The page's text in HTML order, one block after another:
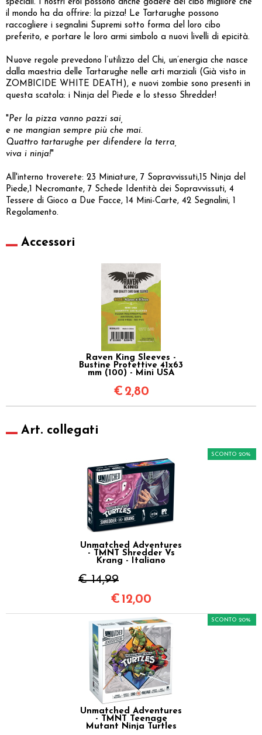
speciali. I nostri eroi possono anche godere del cibo migliore che
il mondo ha da offrire: la pizza! Le Tartarughe possono
raccogliere i segnalini Supremi sotto forma del loro cibo
preferito, e portare le loro armi simbolo a nuovi livelli di epicità.
Nuove regole prevedono l’utilizzo del Chi, un’energia che nasce
dalla maestria delle Tartarughe nelle arti marziali (Già visto in
ZOMBICIDE WHITE DEATH), e nuovi zombie sono presenti in
questa scatola: i Ninja del Piede e lo stesso Shredder!
"Per la pizza vanno pazzi sai,
e ne mangian sempre più che mai.
Quattro tartarughe per difendere la terra,
viva i ninja!"
All'interno troverete: 23 Miniature, 7 Sopravvissuti,15 Ninja del
Piede,1 Necromante, 7 Schede Identità dei Sopravvissuti, 4
Tessere di Gioco a Due Facce, 14 Mini-Carte, 42 Segnalini, 1
Regolamento.
Accessori
Raven King Sleeves -
Bustine Protettive 41x63
mm (100) - Mini USA
€ 2,80
Art. collegati
Unmatched Adventures
- TMNT Shredder Vs
Krang - Italiano
€ 14,99
SCONTO 20%
€ 12,00
Unmatched Adventures
- TMNT Teenage
Mutant Ninja Turtles
SCONTO 20%